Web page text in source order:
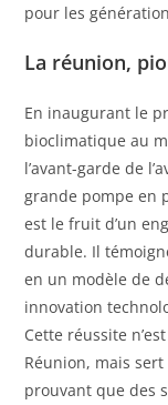
pour les
La réunion,
En inaugurant le
bioclimatique au
l’avant-garde de
grande pompe en
est le fruit d’un
durable. Il
en un modèle de
innovation
Cette réussite
Réunion, mais
prouvant que des